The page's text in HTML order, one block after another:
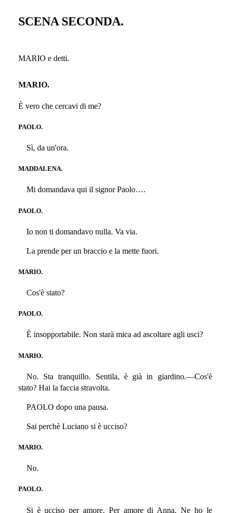
SCENA SECONDA.
MARIO e detti.
MARIO.
È vero che cercavi di me?
PAOLO.
Sì, da un'ora.
MADDALENA.
Mi domandava qui il signor Paolo….
PAOLO.
Io non ti domandavo nulla. Va via.
La prende per un braccio e la mette fuori.
MARIO.
Cos'è stato?
PAOLO.
È insopportabile. Non starà mica ad ascoltare agli usci?
MARIO.
No. Sta tranquillo. Sentila, è già in giardino.—Cos'è
stato? Hai la faccia stravolta.
PAOLO dopo una pausa.
Sai perchè Luciano si è ucciso?
MARIO.
No.
PAOLO.
Si è ucciso per amore. Per amore di Anna. Ne ho le